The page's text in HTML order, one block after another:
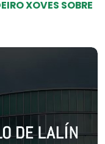
XOVES SOBRE